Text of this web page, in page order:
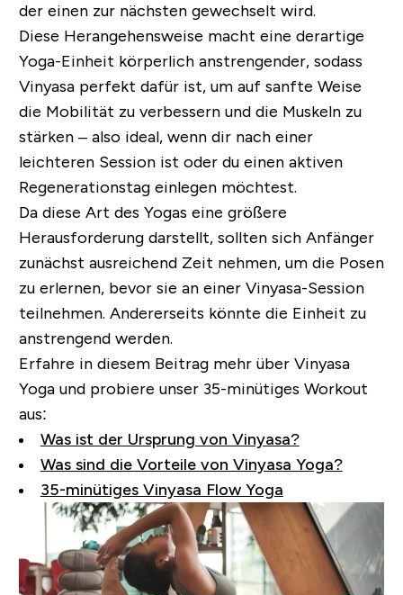
der einen zur nächsten gewechselt wird.
Diese Herangehensweise macht eine derartige
Yoga-Einheit körperlich anstrengender, sodass
Vinyasa perfekt dafür ist, um auf sanfte Weise
die Mobilität zu verbessern und die Muskeln zu
stärken – also ideal, wenn dir nach einer
leichteren Session ist oder du einen aktiven
Regenerationstag einlegen möchtest.
Da diese Art des Yogas eine größere
Herausforderung darstellt, sollten sich Anfänger
zunächst ausreichend Zeit nehmen, um die Posen
zu erlernen, bevor sie an einer Vinyasa-Session
teilnehmen. Andererseits könnte die Einheit zu
anstrengend werden.
Erfahre in diesem Beitrag mehr über Vinyasa
Yoga und probiere unser 35-minütiges Workout
aus:
Was ist der Ursprung von Vinyasa?
Was sind die Vorteile von Vinyasa Yoga?
35-minütiges Vinyasa Flow Yoga